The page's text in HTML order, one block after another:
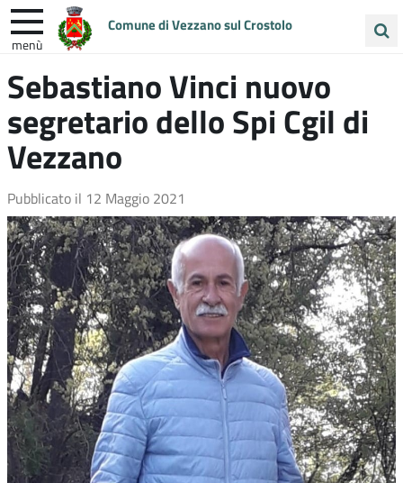
Comune di Vezzano sul Crostolo
menù
nel
sito
ENTRA IN COMUNE VIVI VEZZANO
UNIONE COLLINE MATILDICHE
Sebastiano Vinci nuovo
segretario dello Spi Cgil di
Vezzano
Pubblicato il 12 Maggio 2021